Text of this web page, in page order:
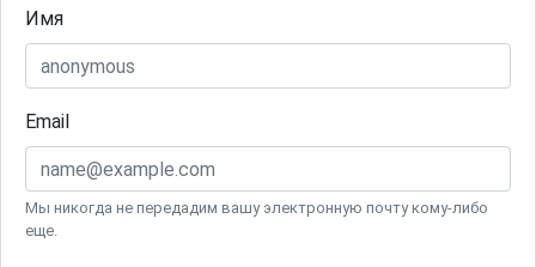
Имя
Email
Мы никогда не передадим вашу электронную почту кому-либо
еще.